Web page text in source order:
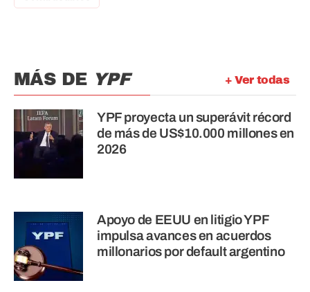
+ Ver todas
MÁS DE YPF
YPF proyecta un superávit récord
de más de US$10.000 millones en
2026
Apoyo de EEUU en litigio YPF
impulsa avances en acuerdos
millonarios por default argentino